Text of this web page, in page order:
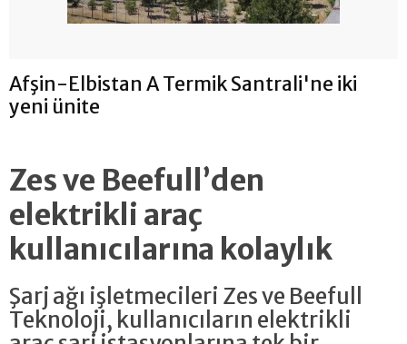
Afşin-Elbistan A Termik Santrali'ne iki
yeni ünite
Zes ve Beefull’den
elektrikli araç
kullanıcılarına kolaylık
Şarj ağı işletmecileri Zes ve Beefull
Teknoloji, kullanıcıların elektrikli